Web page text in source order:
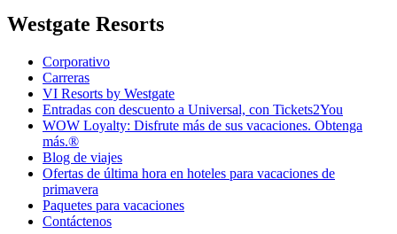
Westgate Resorts
Corporativo
Carreras
VI Resorts by Westgate
Entradas con descuento a Universal, con Tickets2You
WOW Loyalty: Disfrute más de sus vacaciones. Obtenga
más.®
Blog de viajes
Ofertas de última hora en hoteles para vacaciones de
primavera
Paquetes para vacaciones
Contáctenos